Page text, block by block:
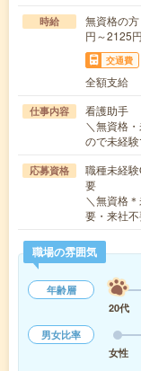
時給
無資格の
円～2125
交通費
全額支給
仕事内容
看護助手
＼無資格
ので未経
応募資格
職種未経
要
＼無資格
要・来社
職場の雰囲気
年齢層
20代
男女比率
女性